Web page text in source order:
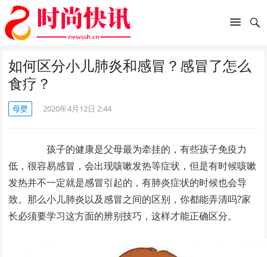
如何区分小儿肺炎和感冒？感冒了怎么
食疗？
母婴 2020年4月12日 2:44
孩子的健康是父母最为牵挂的，有些孩子免疫力
低，很容易感冒，会出现咳嗽发热等症状，但是有时候咳嗽
发热并不一定就是感冒引起的，有肺炎症状的时候也会导
致。那么小儿肺炎以及感冒之间的区别，你都能弄清吗?家
长必须要学习这方面的辨别技巧，这样才能正确区分。